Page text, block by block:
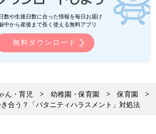
数や生後日数に合った情報を毎日お届け
中から産後まで長く使える無料アプリ
無料ダウンロード
ん・育児 幼稚園・保育園
保育園
合う？「パタニティハラスメント」対処法